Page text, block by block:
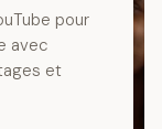
pour
avec
et